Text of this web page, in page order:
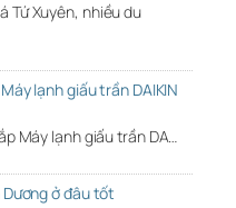
Tứ Xuyên, nhiều du
lạnh giấu trần DAIKIN
Máy lạnh giấu trần DA…
ở đâu tốt